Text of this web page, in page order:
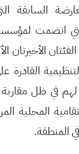
السابقة
انضمت
الأخيرتان
القادرة
في ظل مقاربة
المحلية
المنطقة.